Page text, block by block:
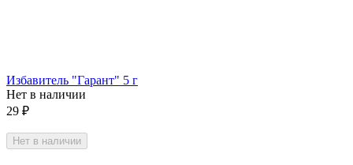
Избавитель "Гарант" 5 г
Нет в наличии
29 ₽
Нет в наличии